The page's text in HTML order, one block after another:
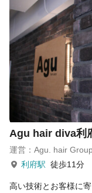
Agu hair diva利
運営：Agu. hair
利府駅 徒歩11分
高い技術とお客様に